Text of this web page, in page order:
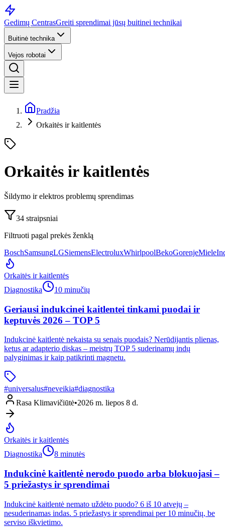
Gedimų CentrasGreiti sprendimai jūsų buitinei technikai
Buitinė technika
Vejos robotai
Pradžia
Orkaitės ir kaitlentės
Orkaitės ir kaitlentės
Šildymo ir elektros problemų sprendimas
34 straipsniai
Filtruoti pagal prekės ženklą
BoschSamsungLGSiemensElectroluxWhirlpoolBekoGorenjeMiele
Orkaitės ir kaitlentės
Diagnostika
10 minučių
Geriausi indukcinei kaitlentei tinkami puodai ir
keptuvės 2026 – TOP 5
Indukcinė kaitlentė nekaista su senais puodais? Nerūdijantis plienas,
ketus ar adapterio diskas – meistrų TOP 5 suderinamų indų
palyginimas ir kaip patikrinti magnetu.
#universalus#neveikia#diagnostika
Rasa Klimavičiūtė•2026 m. liepos 8 d.
Orkaitės ir kaitlentės
Diagnostika
8 minutės
Indukcinė kaitlentė nerodo puodo arba blokuojasi –
5 priežastys ir sprendimai
Indukcinė kaitlentė nemato uždėto puodo? 6 iš 10 atvejų –
nesuderinamas indas. 5 priežastys ir sprendimai per 10 minučių, be
serviso iškvietimo.